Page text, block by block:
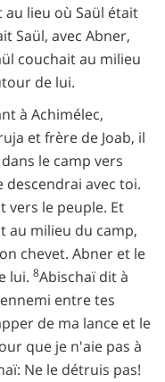
au lieu où Saül était
Saül, avec Abner,
couchait au milieu
de lui.
à Achimélec,
et frère de Joab, il
le camp vers
descendrai avec toi.
vers le peuple. Et
au milieu du camp,
chevet. Abner et le
lui. 8Abischaï dit à
entre tes
de ma lance et le
que je n'aie pas à
Ne le détruis pas!